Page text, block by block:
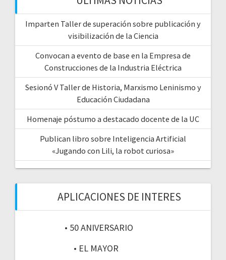
Imparten Taller de superación sobre publicación y
visibilización de la Ciencia
Convocan a evento de base en la Empresa de
Construcciones de la Industria Eléctrica
Sesionó V Taller de Historia, Marxismo Leninismo y
Educación Ciudadana
Homenaje póstumo a destacado docente de la UC
Publican libro sobre Inteligencia Artificial
«Jugando con Lili, la robot curiosa»
APLICACIONES DE INTERES
• 50 ANIVERSARIO
• EL MAYOR